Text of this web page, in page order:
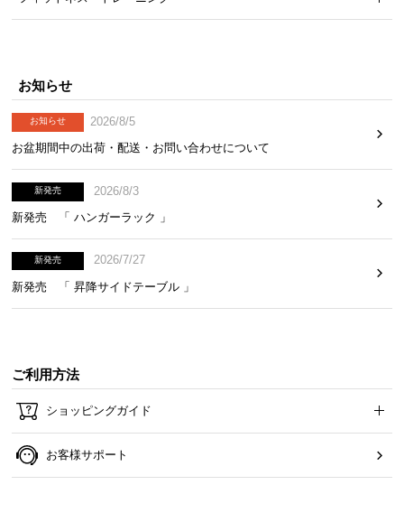
お知らせ
お知らせ
2026/8/5
お盆期間中の出荷・配送・お問い合わせについて
新発売
2026/8/3
新発売 「 ハンガーラック 」
新発売
2026/7/27
新発売 「 昇降サイドテーブル 」
ご利用方法
ショッピングガイド
お客様サポート